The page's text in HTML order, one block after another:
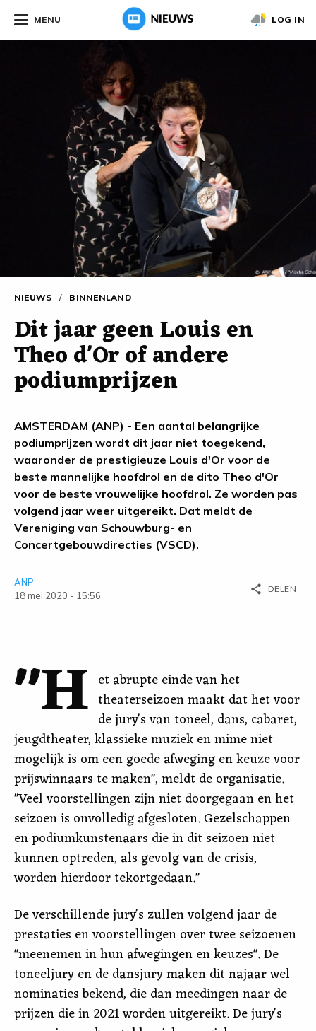
MENU LOG IN
NIEUWS / BINNENLAND
Dit jaar geen Louis en
Theo d'Or of andere
podiumprijzen
AMSTERDAM (ANP) - Een aantal belangrijke
podiumprijzen wordt dit jaar niet toegekend,
waaronder de prestigieuze Louis d'Or voor de
beste mannelijke hoofdrol en de dito Theo d'Or
voor de beste vrouwelijke hoofdrol. Ze worden pas
volgend jaar weer uitgereikt. Dat meldt de
Vereniging van Schouwburg- en
Concertgebouwdirecties (VSCD).
ANP
18 mei 2020 - 15:56
share DELEN
"H et abrupte einde van het
theaterseizoen maakt dat het voor
de jury's van toneel, dans, cabaret,
jeugdtheater, klassieke muziek en mime niet
mogelijk is om een goede afweging en keuze voor
prijswinnaars te maken", meldt de organisatie.
"Veel voorstellingen zijn niet doorgegaan en het
seizoen is onvolledig afgesloten. Gezelschappen
en podiumkunstenaars die in dit seizoen niet
kunnen optreden, als gevolg van de crisis,
worden hierdoor tekortgedaan."
De verschillende jury's zullen volgend jaar de
prestaties en voorstellingen over twee seizoenen
"meenemen in hun afwegingen en keuzes". De
toneeljury en de dansjury maken dit najaar wel
nominaties bekend, die dan meedingen naar de
prijzen die in 2021 worden uitgereikt. De jury's